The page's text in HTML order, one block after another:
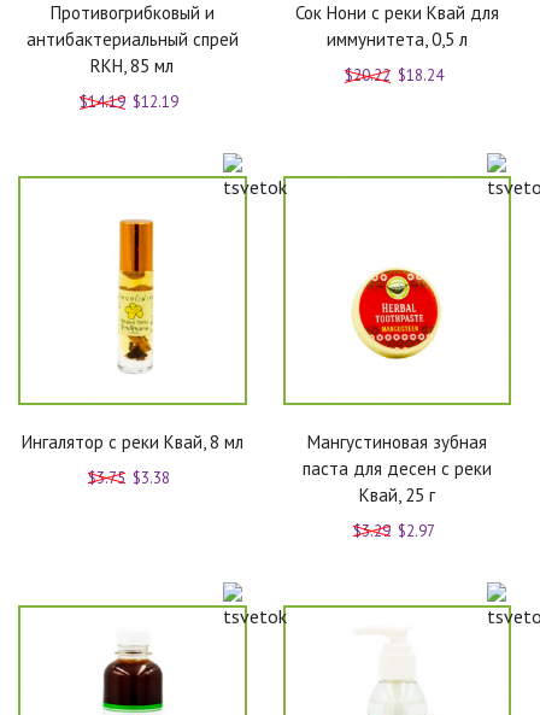
Противогрибковый и
антибактериальный спрей
RKH, 85 мл
$14.19 $12.19
Сок Нони с реки Квай для
иммунитета, 0,5 л
$20.22 $18.24
Ингалятор с реки Квай, 8 мл
$3.75 $3.38
Мангустиновая зубная
паста для десен с реки
Квай, 25 г
$3.29 $2.97